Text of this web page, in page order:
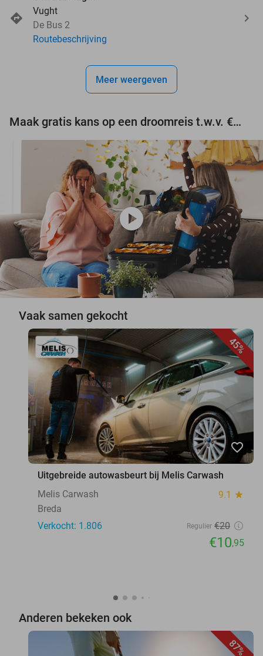
Vught
De Bus 2
Routebeschrijving
Meer weergeven
Maak gratis kans op een droomreis t.w.v. €3.000!
play_circle
Vaak samen gekocht
45%
favorite_border
Uitgebreide autowasbeurt bij Melis Carwash
Melis Carwash
9.1 star
Breda
Verkocht: 1.806
Regulier €20
€10,95
Anderen bekeken ook
87%